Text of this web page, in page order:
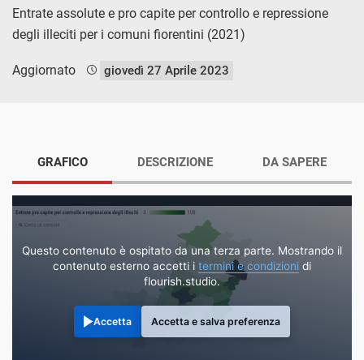
Entrate assolute e pro capite per controllo e repressione
degli illeciti per i comuni fiorentini (2021)
Aggiornato giovedì 27 Aprile 2023
GRAFICO
Questo contenuto è ospitato da una terza parte. Mostrando il
contenuto esterno accetti i termini e condizioni di
flourish.studio.
Accetta Accetta e salva preferenza
DESCRIZIONE DA SAPERE